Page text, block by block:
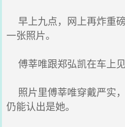
早上九点，网上再炸重
一张照片。
傅莘唯跟郑弘凯在车上见
照片里傅莘唯穿戴严实
仍能认出是她。